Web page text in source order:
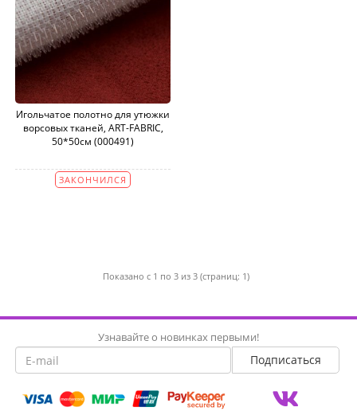
Игольчатое полотно для утюжки
ворсовых тканей, ART-FABRIC,
50*50см (000491)
ЗАКОНЧИЛСЯ
Показано с 1 по 3 из 3 (страниц: 1)
Узнавайте о новинках первыми!